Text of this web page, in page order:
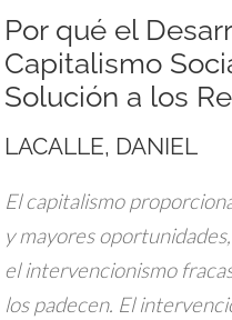
Por qué el
Capitalismo
Solución a los
LACALLE, DANIEL
El capitalismo
y mayores
el intervencionismo
los padecen. El